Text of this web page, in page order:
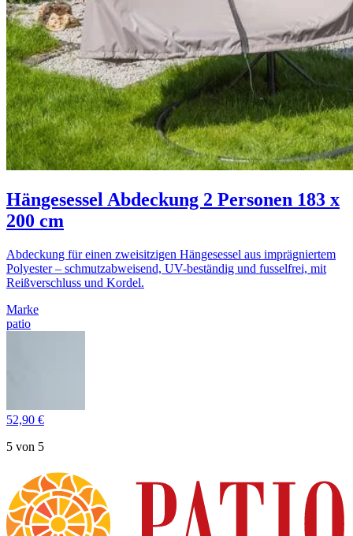
Hängesessel Abdeckung 2 Personen 183 x
200 cm
Abdeckung für einen zweisitzigen Hängesessel aus imprägniertem
Polyester – schmutzabweisend, UV-beständig und fusselfrei, mit
Reißverschluss und Kordel.
Marke
patio
52,90 €
5 von 5